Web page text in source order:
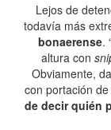
Lejos de
todavía más
bonaerense.
altura con
Obviamente,
con portación
de decir quién